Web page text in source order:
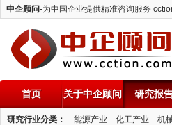
中企顾问-为中国企业提供精准咨询服务
中企顾问
首页 关于中企顾问 研究报
研究行业分类： 能源产业 化工产业 机